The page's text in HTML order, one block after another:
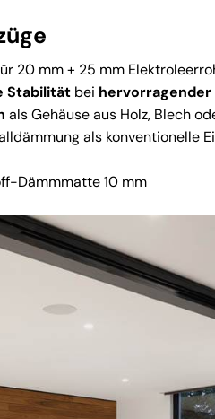
20 mm + 25 mm
Stabilität bei hervorragender
als Gehäuse aus Holz, Blech
als konventionelle
Dämmmatte 10 mm